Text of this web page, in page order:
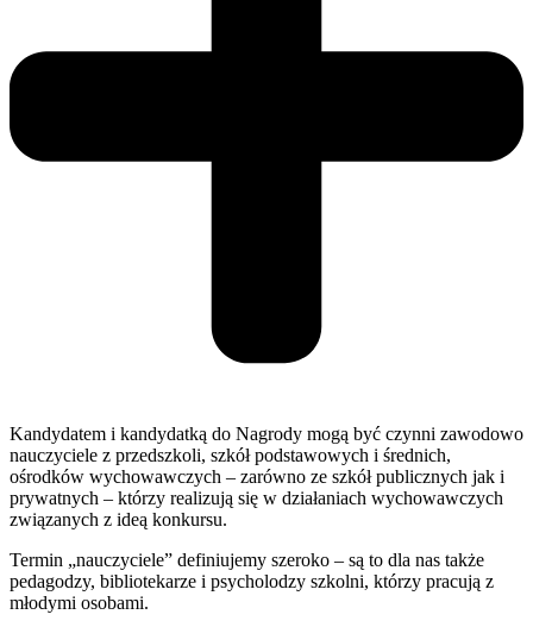
Kandydatem i kandydatką do Nagrody mogą być czynni zawodowo
nauczyciele z przedszkoli, szkół podstawowych i średnich,
ośrodków wychowawczych – zarówno ze szkół publicznych jak i
prywatnych – którzy realizują się w działaniach wychowawczych
związanych z ideą konkursu.
Termin „nauczyciele” definiujemy szeroko – są to dla nas także
pedagodzy, bibliotekarze i psycholodzy szkolni, którzy pracują z
młodymi osobami.